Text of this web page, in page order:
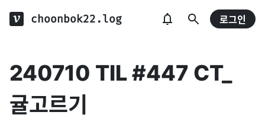
choonbok22.log 로그인
240710 TIL #447 CT_
귤고르기